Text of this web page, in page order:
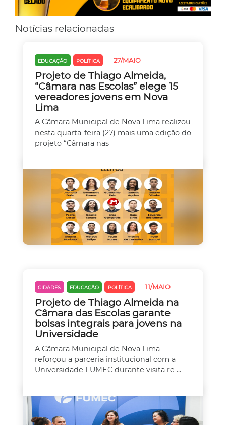
Notícias relacionadas
EDUCAÇÃO POLÍTICA 27/MAIO
Projeto de Thiago Almeida,
“Câmara nas Escolas” elege 15
vereadores jovens em Nova
Lima
A Câmara Municipal de Nova Lima realizou
nesta quarta-feira (27) mais uma edição do
projeto “Câmara nas
CIDADES EDUCAÇÃO POLÍTICA 11/MAIO
Projeto de Thiago Almeida na
Câmara das Escolas garante
bolsas integrais para jovens na
Universidade
A Câmara Municipal de Nova Lima
reforçou a parceria institucional com a
Universidade FUMEC durante visita re ...